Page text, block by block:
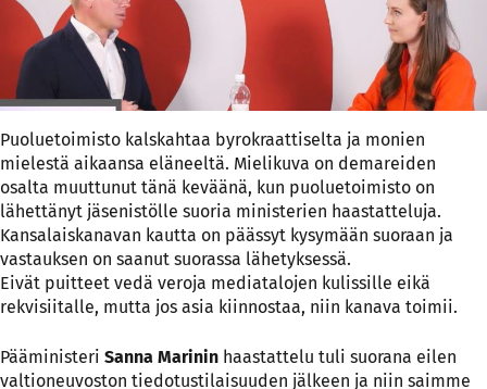
Puoluetoimisto kalskahtaa byrokraattiselta ja monien
mielestä aikaansa eläneeltä. Mielikuva on demareiden
osalta muuttunut tänä keväänä, kun puoluetoimisto on
lähettänyt jäsenistölle suoria ministerien haastatteluja.
Kansalaiskanavan kautta on päässyt kysymään suoraan ja
vastauksen on saanut suorassa lähetyksessä.
Eivät puitteet vedä veroja mediatalojen kulissille eikä
rekvisiitalle, mutta jos asia kiinnostaa, niin kanava toimii.
Pääministeri Sanna Marinin haastattelu tuli suorana eilen
valtioneuvoston tiedotustilaisuuden jälkeen ja niin saimme